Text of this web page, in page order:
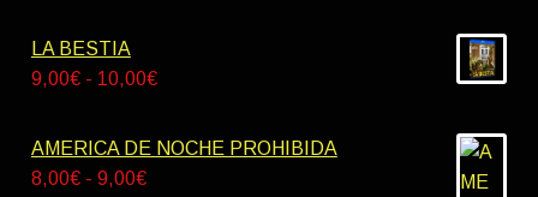
desde
9,00€
LA BESTIA
9,00€ - 10,00€Rango
precios:
AMERICA DE NOCHE PROHIBIDA
8,00€ - 9,00€Rango